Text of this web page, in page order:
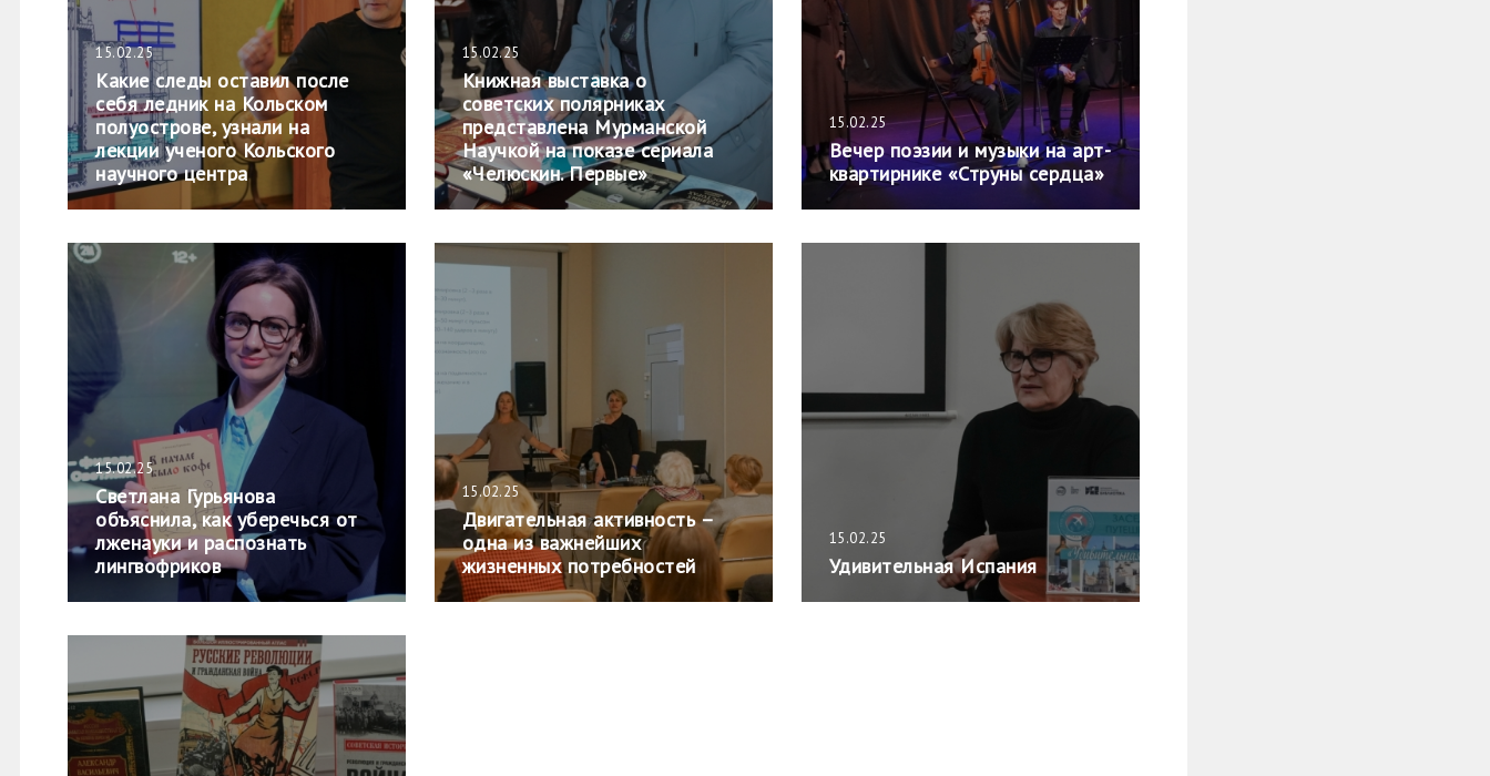
15.02.25
Какие следы оставил после
себя ледник на Кольском
полуострове, узнали на
лекции ученого Кольского
научного центра
15.02.25
Книжная выставка о
советских полярниках
представлена Мурманской
Научкой на показе сериала
«Челюскин. Первые»
15.02.25
Вечер поэзии и музыки на арт-
квартирнике «Струны сердца»
15.02.25
Светлана Гурьянова
объяснила, как уберечься от
лженауки и распознать
лингвофриков
15.02.25
Двигательная активность –
одна из важнейших
жизненных потребностей
15.02.25
Удивительная Испания